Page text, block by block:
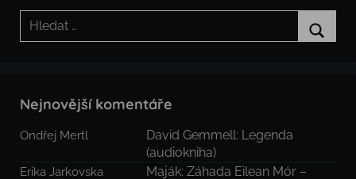
Hledat:
Nejnovější komentáře
Ondřej Mertl
David Gemmell: Legenda
(audiokniha)
Erika Jarkovska
Maják: Záhada Eilean Mór –